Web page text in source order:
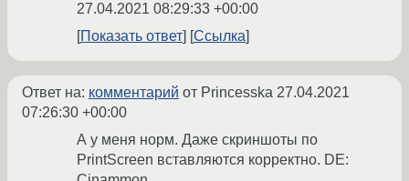
27.04.2021 08:29:33 +00:00
Показать ответ
Ссылка
Ответ на: комментарий от Princesska 27.04.2021
07:26:30 +00:00
А у меня норм. Даже скриншоты по
PrintScreen вставляются корректно. DE: